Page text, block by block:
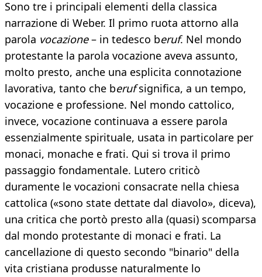
Sono tre i principali elementi della classica
narrazione di Weber. Il primo ruota attorno alla
parola vocazione– in tedesco beruf. Nel mondo
protestante la parola vocazione aveva assunto,
molto presto, anche una esplicita connotazione
lavorativa, tanto che berufsignifica, a un tempo,
vocazione e professione. Nel mondo cattolico,
invece, vocazione continuava a essere parola
essenzialmente spirituale, usata in particolare per
monaci, monache e frati. Qui si trova il primo
passaggio fondamentale. Lutero criticò
duramente le vocazioni consacrate nella chiesa
cattolica («sono state dettate dal diavolo», diceva),
una critica che portò presto alla (quasi) scomparsa
dal mondo protestante di monaci e frati. La
cancellazione di questo secondo "binario" della
vita cristiana produsse naturalmente lo